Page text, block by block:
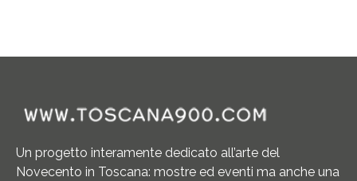
Un progetto interamente dedicato all’arte del
Novecento in Toscana: mostre ed eventi ma anche una